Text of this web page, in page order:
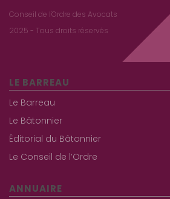
Conseil de l'Ordre des Avocats
2025 - Tous droits réservés
LE BARREAU
Le Barreau
Le Bâtonnier
Éditorial du Bâtonnier
Le Conseil de l’Ordre
ANNUAIRE